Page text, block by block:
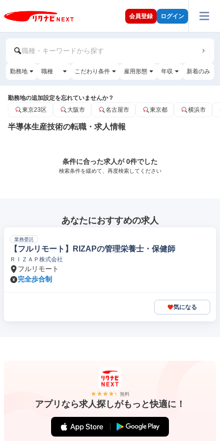
会員登録 ログイン
職種・キーワードから探す
勤務地 職種 こだわり条件 雇用形態 年収 新着のみ
勤務地の追加設定を忘れていませんか？
東京23区
大阪市 名古屋市 東京都 横浜市
半導体生産技術の転職・求人情報
条件に合った求人が 0件でした
検索条件を緩めて、再度検索してください
あなたにおすすめの求人
業務委託
【フルリモート】RIZAPの管理栄養士・保健師
ＲＩＺＡＰ株式会社
フルリモート
完全歩合制
気になる
無料
アプリなら求人探しがもっと快適に！